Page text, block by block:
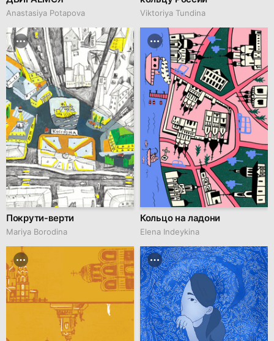
Anastasiya Potapova Viktoriya Tundina
Покрути-верти
Mariya Borodina
Кольцо на ладони
Elena Indeykina